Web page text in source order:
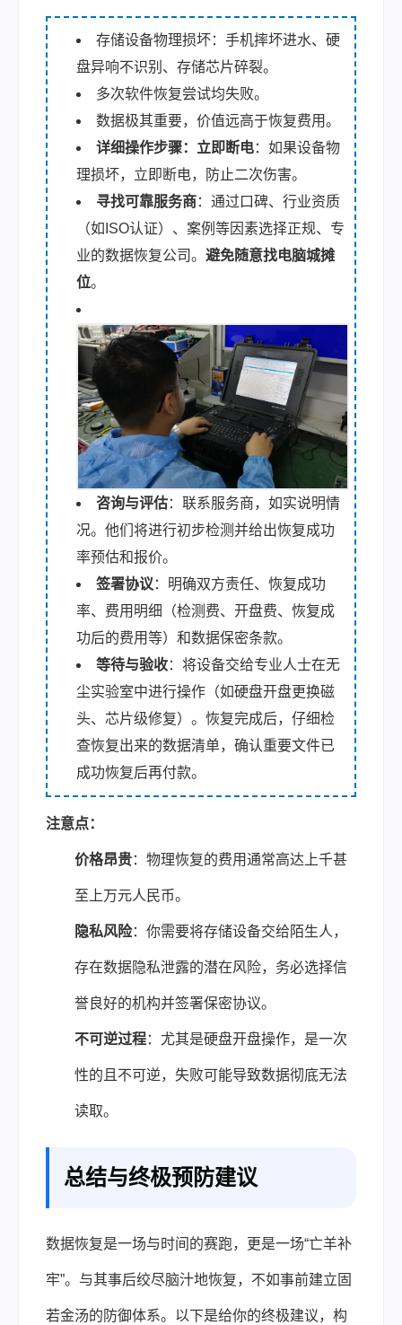
存储设备物理损坏：手机摔坏进水、硬
盘异响不识别、存储芯片碎裂。
多次软件恢复尝试均失败。
数据极其重要，价值远高于恢复费用。
详细操作步骤： 立即断电：如果设备物
理损坏，立即断电，防止二次伤害。
寻找可靠服务商：通过口碑、行业资质
（如ISO认证）、案例等因素选择正规、专
业的数据恢复公司。 避免随意找电脑城摊
位。
咨询与评估：联系服务商，如实说明情
况。他们将进行初步检测并给出恢复成功
率预估和报价。
签署协议 ：明确双方责任、恢复成功
率、费用明细（检测费、开盘费、恢复成
功后的费用等）和数据保密条款。
等待与验收：将设备交给专业人士在无
尘实验室中进行操作（如硬盘开盘更换磁
头、芯片级修复）。恢复完成后，仔细检
查恢复出来的数据清单，确认重要文件已
成功恢复后再付款。
注意点：
价格昂贵：物理恢复的费用通常高达上千甚
至上万元人民币。
隐私风险：你需要将存储设备交给陌生人，
存在数据隐私泄露的潜在风险，务必选择信
誉良好的机构并签署保密协议。
不可逆过程：尤其是硬盘开盘操作，是一次
性的且不可逆，失败可能导致数据彻底无法
读取。
总结与终极预防建议
数据恢复是一场与时间的赛跑，更是一场“亡羊补
牢”。与其事后绞尽脑汁地恢复，不如事前建立固
若金汤的防御体系。以下是给你的终极建议，构